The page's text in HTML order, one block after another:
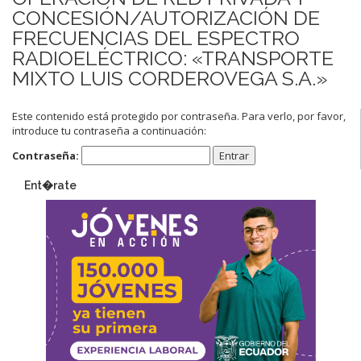
CONCESIÓN/AUTORIZACIÓN DE
FRECUENCIAS DEL ESPECTRO
RADIOELÉCTRICO: «TRANSPORTE
MIXTO LUIS CORDEROVEGA S.A.»
Este contenido está protegido por contraseña. Para verlo, por favor,
introduce tu contraseña a continuación:
Contraseña:
Ent�rate